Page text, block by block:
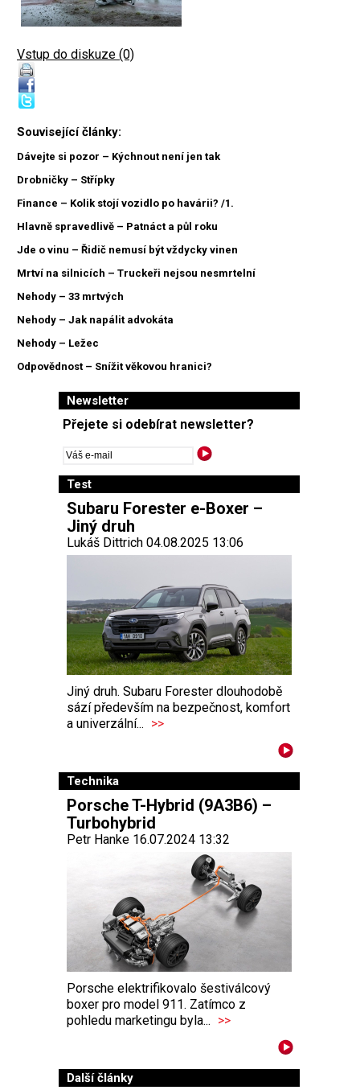
Vstup do diskuze (0)
Související články:
Dávejte si pozor – Kýchnout není jen tak
Drobničky – Střípky
Finance – Kolik stojí vozidlo po havárii? /1.
Hlavně spravedlivě – Patnáct a půl roku
Jde o vinu – Řidič nemusí být vždycky vinen
Mrtví na silnicích – Truckeři nejsou nesmrtelní
Nehody – 33 mrtvých
Nehody – Jak napálit advokáta
Nehody – Ležec
Odpovědnost – Snížit věkovou hranici?
Newsletter
Přejete si odebírat newsletter?
Test
Subaru Forester e-Boxer –
Jiný druh
Lukáš Dittrich 04.08.2025 13:06
Jiný druh. Subaru Forester dlouhodobě
sází především na bezpečnost, komfort
a univerzální... >>
Technika
Porsche T-Hybrid (9A3B6) –
Turbohybrid
Petr Hanke 16.07.2024 13:32
Porsche elektrifikovalo šestiválcový
boxer pro model 911. Zatímco z
pohledu marketingu byla... >>
Další články